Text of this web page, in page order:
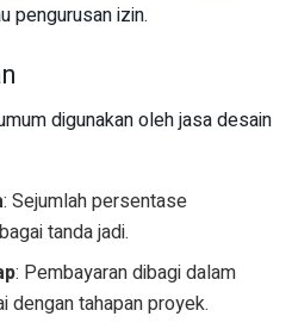
pengurusan izin.
digunakan oleh jasa desain
: Sejumlah persentase
tanda jadi.
: Pembayaran dibagi dalam
dengan tahapan proyek.